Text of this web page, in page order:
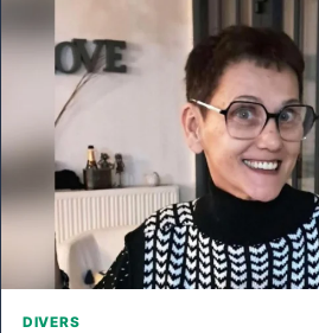
DIVERS